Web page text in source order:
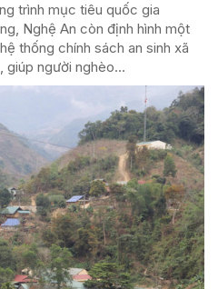
trình mục tiêu quốc gia
Nghệ An còn định hình một
thống chính sách an sinh xã
giúp người nghèo...